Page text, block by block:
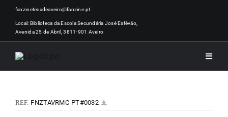
Skip
content
fanzinetecadeaveiro@fanzine.pt
Local: Biblioteca da Escola Secundária José Estêvão,
Avenida 25 de Abril, 3811-901 Aveiro
Toggle
REF: FNZTAVRMC-PT#0032